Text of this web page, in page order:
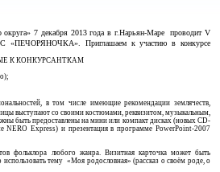
7 декабря 2013 года в г.Нарьян-Маре проводит V
«ПЕЧОРЯНОЧКА». Приглашаем к участию в конкурсе
КОНКУРСАНТКАМ
в том числе имеющие рекомендации землячеств,
выступают со своими костюмами, реквизитом, музыкальным,
быть предоставлены на мини или компакт дисках (новых CD-
Express) и презентация в программе PowerPoint-2007
фольклора любого жанра. Визитная карточка может быть
тему «Моя родословная» (рассказ о своём роде, о